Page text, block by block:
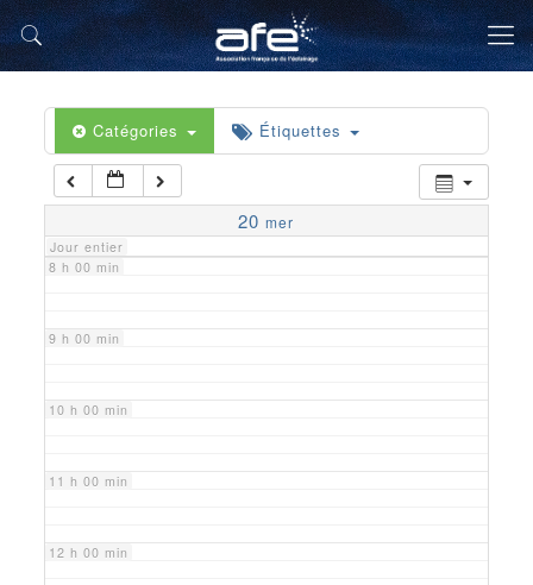
Catégories Étiquettes
20 mer
Jour entier
5 h 00 min
6 h 00 min
7 h 00 min
8 h 00 min
9 h 00 min
10 h 00 min
11 h 00 min
12 h 00 min